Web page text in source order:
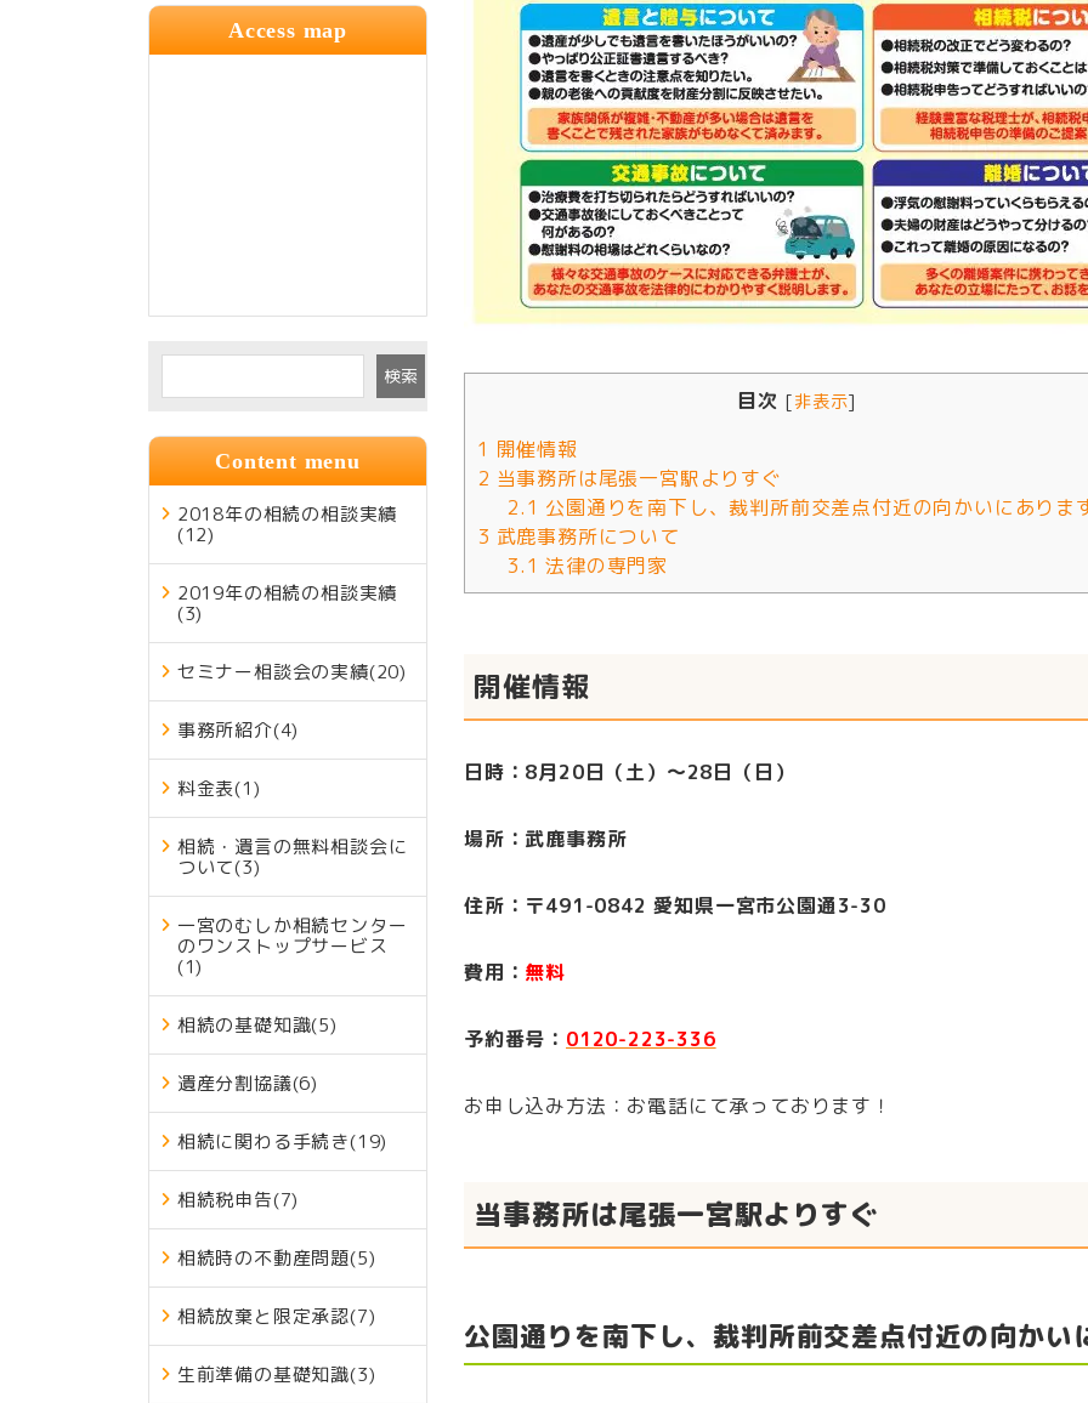
目次 [非表示]
1 開催情報
2 当事務所は尾張一宮駅よりすぐ
2.1 公園通りを南下し、裁判所前交差点付近の向かいにありま
3 武鹿事務所について
3.1 法律の専門家
開催情報
日時：8月20日（土）～28日（日）
場所：武鹿事務所
住所：〒491-0842 愛知県一宮市公園通3-30
費用： 無料
予約番号： 0120-223-336
お申し込み方法：お電話にて承っております！
当事務所は尾張一宮駅よりすぐ
公園通りを南下し、裁判所前交差点付近の向かい
Access map
検索
Content menu
2018年の相続の相談実績
(12)
2019年の相続の相談実績
(3)
セミナー相談会の実績(20)
事務所紹介(4)
料金表(1)
相続・遺言の無料相談会に
ついて(3)
一宮のむしか相続センター
のワンストップサービス
(1)
相続の基礎知識(5)
遺産分割協議(6)
相続に関わる手続き(19)
相続税申告(7)
相続時の不動産問題(5)
相続放棄と限定承認(7)
生前準備の基礎知識(3)